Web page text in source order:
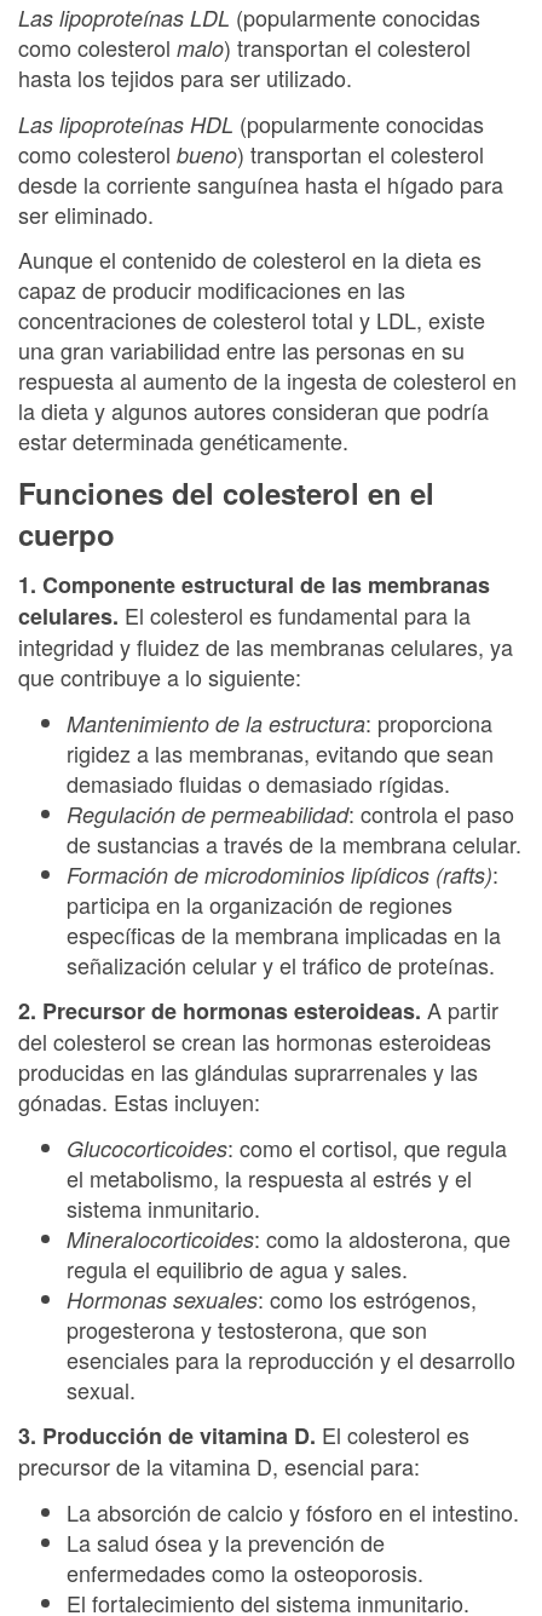
Las lipoproteínas LDL (popularmente conocidas
como colesterol malo) transportan el colesterol
hasta los tejidos para ser utilizado.
Las lipoproteínas HDL (popularmente conocidas
como colesterol bueno) transportan el colesterol
desde la corriente sanguínea hasta el hígado para
ser eliminado.
Aunque el contenido de colesterol en la dieta es
capaz de producir modificaciones en las
concentraciones de colesterol total y LDL, existe
una gran variabilidad entre las personas en su
respuesta al aumento de la ingesta de colesterol en
la dieta y algunos autores consideran que podría
estar determinada genéticamente.
Funciones del colesterol en el
cuerpo
1. Componente estructural de las membranas
celulares. El colesterol es fundamental para la
integridad y fluidez de las membranas celulares, ya
que contribuye a lo siguiente:
Mantenimiento de la estructura: proporciona
rigidez a las membranas, evitando que sean
demasiado fluidas o demasiado rígidas.
Regulación de permeabilidad: controla el paso
de sustancias a través de la membrana celular.
Formación de microdominios lipídicos (rafts):
participa en la organización de regiones
específicas de la membrana implicadas en la
señalización celular y el tráfico de proteínas.
2. Precursor de hormonas esteroideas. A partir
del colesterol se crean las hormonas esteroideas
producidas en las glándulas suprarrenales y las
gónadas. Estas incluyen:
Glucocorticoides: como el cortisol, que regula
el metabolismo, la respuesta al estrés y el
sistema inmunitario.
Mineralocorticoides: como la aldosterona, que
regula el equilibrio de agua y sales.
Hormonas sexuales: como los estrógenos,
progesterona y testosterona, que son
esenciales para la reproducción y el desarrollo
sexual.
3. Producción de vitamina D. El colesterol es
precursor de la vitamina D, esencial para:
La absorción de calcio y fósforo en el intestino.
La salud ósea y la prevención de
enfermedades como la osteoporosis.
El fortalecimiento del sistema inmunitario.